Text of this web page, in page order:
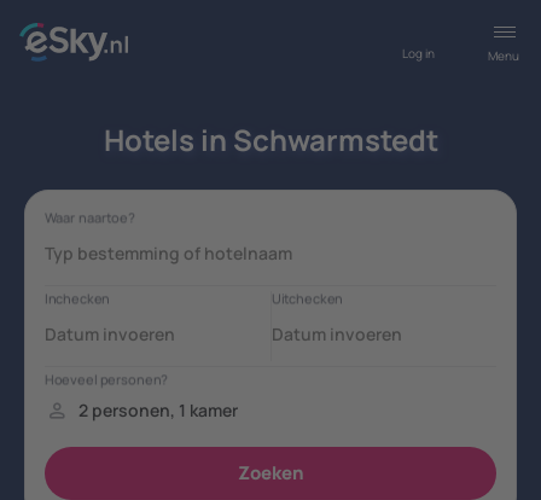
Menu
Log in
Hotels in Schwarmstedt